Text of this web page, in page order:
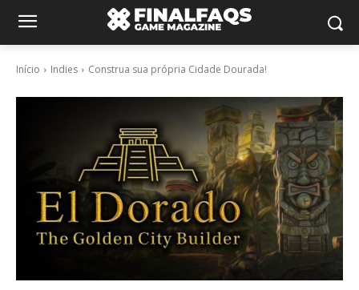
Início Indies Construa sua própria Cidade Dourada!